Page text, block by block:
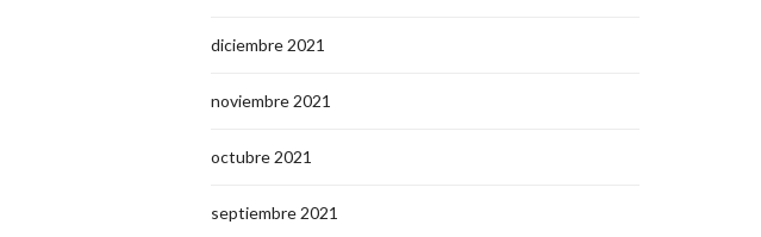
diciembre 2021
noviembre 2021
octubre 2021
septiembre 2021